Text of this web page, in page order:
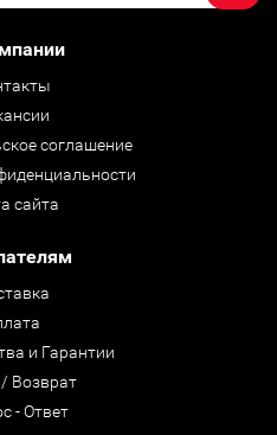
соглашение
сайта
и Гарантии
Возврат
- Ответ